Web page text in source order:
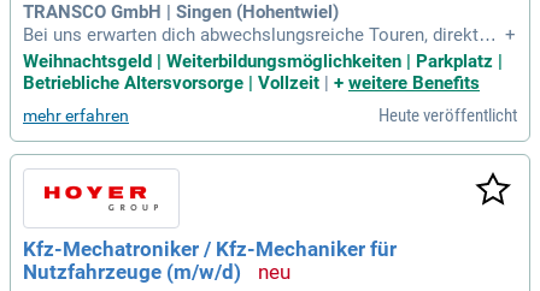
TRANSCO GmbH | Singen (Hohentwiel)
Bei uns erwarten dich abwechslungsreiche Touren, direkte K
ommunikation und ein moderner Fuhrpark — von klassische
n Zugmaschinen bis hin zu innovativen Elektro-LKWs und Bi
+
Weihnachtsgeld | Weiterbildungsmöglichkeiten | Parkplatz |
Betriebliche Altersvorsorge | Vollzeit | + weitere Benefits
mehr erfahren Heute veröffentlicht
Kfz-Mechatroniker / Kfz-Mechaniker für
Nutzfahrzeuge (m/w/d)